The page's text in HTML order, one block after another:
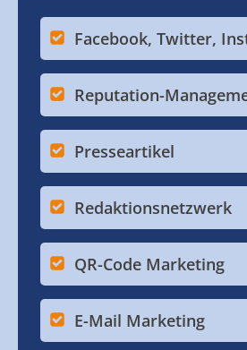
Facebook, Twitter,
Reputation-
Presseartikel
Redaktionsnetzwerk
QR-Code Marketing
E-Mail Marketing